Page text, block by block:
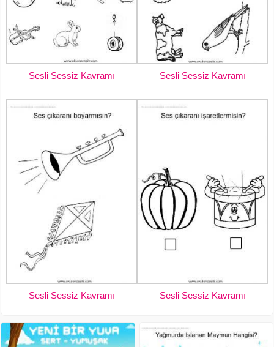
Sesli Sessiz Kavramı Sesli Sessiz Kavramı
Sesli Sessiz Kavramı Sesli Sessiz Kavramı